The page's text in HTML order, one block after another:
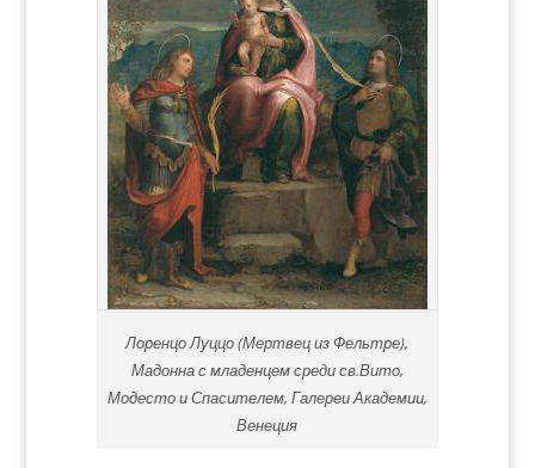
Лоренцо Луццо (Мертвец из Фельтре),
Мадонна с младенцем среди св.Вито,
Модесто и Спасителем, Галереи Академии,
Венеция